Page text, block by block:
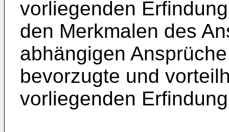
vorliegenden
den Merkmalen des
abhängigen
bevorzugte und
vorliegenden